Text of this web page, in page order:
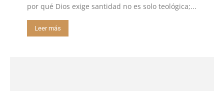
por qué Dios exige santidad no es solo teológica;...
Leer más